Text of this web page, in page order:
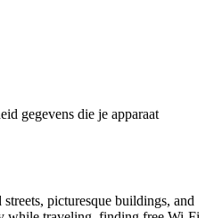
gegevens die je apparaat
picturesque buildings, and